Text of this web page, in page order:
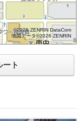
©2026 ZENRIN DataCom
地図データ©2026 ZENRIN
ート